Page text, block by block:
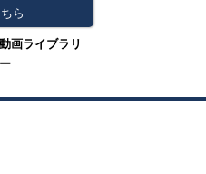
ら
動画ライブラリ
ー